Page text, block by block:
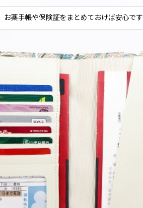
お薬手帳や保険証をまとめておけば安心です